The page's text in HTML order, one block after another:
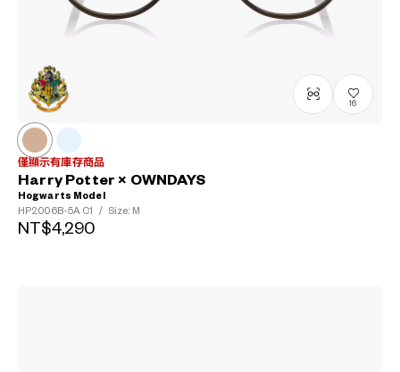
16
僅顯示有庫存商品
Harry Potter × OWNDAYS
Hogwarts Model
HP2006B-5A C1 / Size: M
NT$4,290